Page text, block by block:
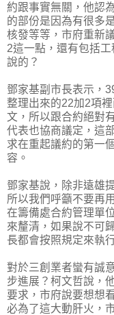
約跟事實無關，他認
的部份是因為有很多
核發等等，市府重新
2這一點，還有包括
說的？
鄧家基副市長表示，
整理出來的22加2項
文，所以跟合約絕對
代表也協商議定，這
求在重起議約的第一
容。
鄧家基說，除非遠雄
所以我們呼籲不要再
在籌備處合約管理單
來釐清，如果說不可
長都會按照規定來執
對於三創業者蠻有誠
步進展？柯文哲說，
要求，市府說要想想
必為了這大動肝火，